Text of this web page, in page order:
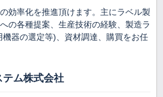
効率化を推進頂けます。主にラベル製
の各種提案、生産技術の経験、製造ラ
器の選定等)、資材調達、購買をお任
テム株式会社